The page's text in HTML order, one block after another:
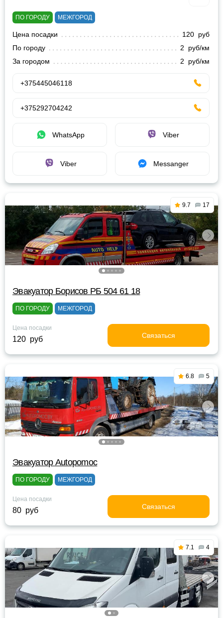
ПО ГОРОДУ МЕЖГОРОД
Цена посадки
120 руб
По городу
2 руб/км
За городом
2 руб/км
+375445046118
+375292704242
WhatsApp Viber
Viber Messanger
9.7 17
Эвакуатор Борисов РБ 504 61 18
ПО ГОРОДУ МЕЖГОРОД
Цена посадки
120 руб Связаться
6.8 5
Эвакуатор Autopomoc
ПО ГОРОДУ МЕЖГОРОД
Цена посадки
80 руб Связаться
7.1 4